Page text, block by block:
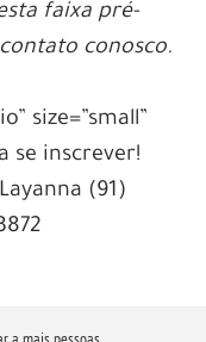
faixa pré-
conosco.
size=”small”
se inscrever!
(91)